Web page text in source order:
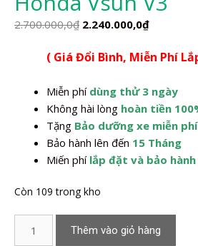
2.700.000,0₫ Giá
là:
2.240.000,0₫Giá
tại
( Giá Đổi Bình, Miễn Phí
Miễn phí dùng thử 3 ngày
Không hài lòng hoàn tiền
Tặng Bảo dưỡng xe miễn phí
Bảo hành lên đến 15 Tháng
Miến phí lắp đặt và bảo
Còn 109 trong kho
Thêm vào giỏ hàng